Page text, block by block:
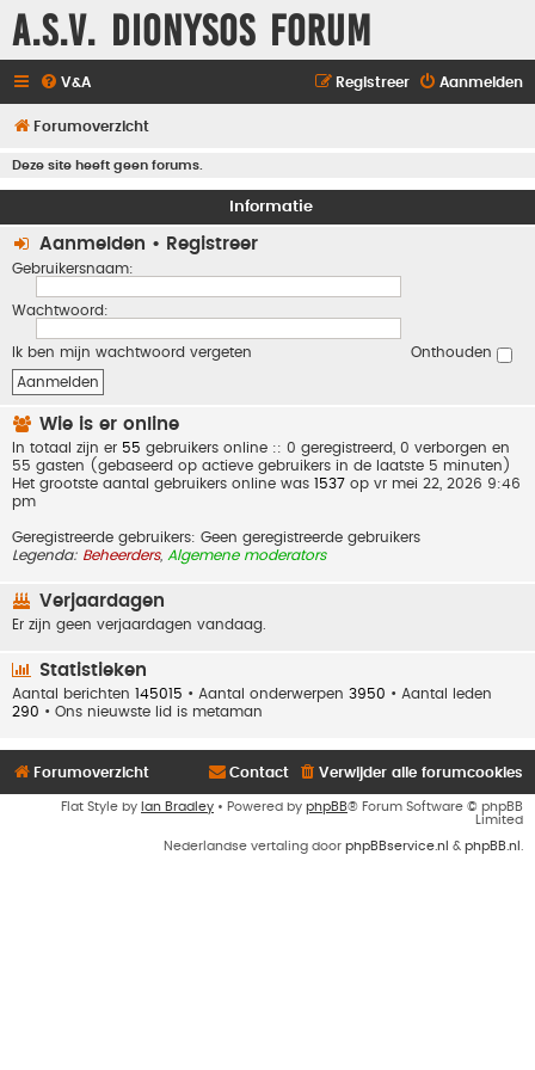
A.S.V. Dionysos Forum
V&A Aanmelden
Registreer
Forumoverzicht
Deze site heeft geen forums.
Informatie
Aanmelden • Registreer
Gebruikersnaam:
Wachtwoord:
Ik ben mijn wachtwoord vergeten Onthouden
Wie is er online
In totaal zijn er 55 gebruikers online :: 0 geregistreerd, 0 verborgen en
55 gasten (gebaseerd op actieve gebruikers in de laatste 5 minuten)
Het grootste aantal gebruikers online was 1537 op vr mei 22, 2026 9:46
pm
Geregistreerde gebruikers: Geen geregistreerde gebruikers
Legenda: Beheerders, Algemene moderators
Verjaardagen
Er zijn geen verjaardagen vandaag.
Statistieken
Aantal berichten 145015 • Aantal onderwerpen 3950 • Aantal leden
290 • Ons nieuwste lid is metaman
Forumoverzicht Verwijder alle forumcookies
Contact
Flat Style by Ian Bradley • Powered by phpBB® Forum Software © phpBB
Limited
Nederlandse vertaling door phpBBservice.nl & phpBB.nl